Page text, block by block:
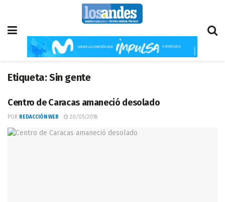
Etiqueta:Sin gente
Centro de Caracas amaneció desolado
POR REDACCIÓN WEB 20/05/2018